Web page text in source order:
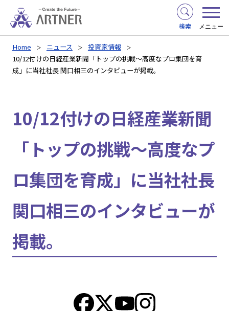
検索 メニュー
Home ニュース
投資家情報
10/12付けの日経産業新聞「トップの挑戦〜高度なプロ集団を育
成」に当社社長 関口相三のインタビューが掲載。
10/12付けの日経産業新聞
「トップの挑戦〜高度なプ
ロ集団を育成」に当社社長
関口相三のインタビューが
掲載。